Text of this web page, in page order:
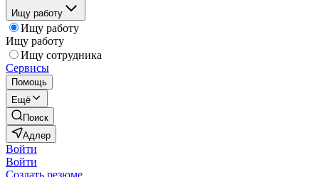
Ищу работу
Ищу работу
Ищу работу
Ищу сотрудника
Сервисы
Помощь
Ещё
Поиск
Адлер
Войти
Войти
Создать резюме